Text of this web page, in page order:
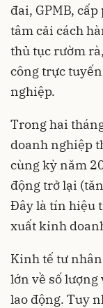
đai, GPMB,
tâm cải cách
thủ tục rườm
công trực
nghiệp.
Trong hai
doanh nghiệp
cùng kỳ năm
động trở lại
Đây là tín hiệu
xuất kinh
Kinh tế tư
lớn về số
lao động. Tuy